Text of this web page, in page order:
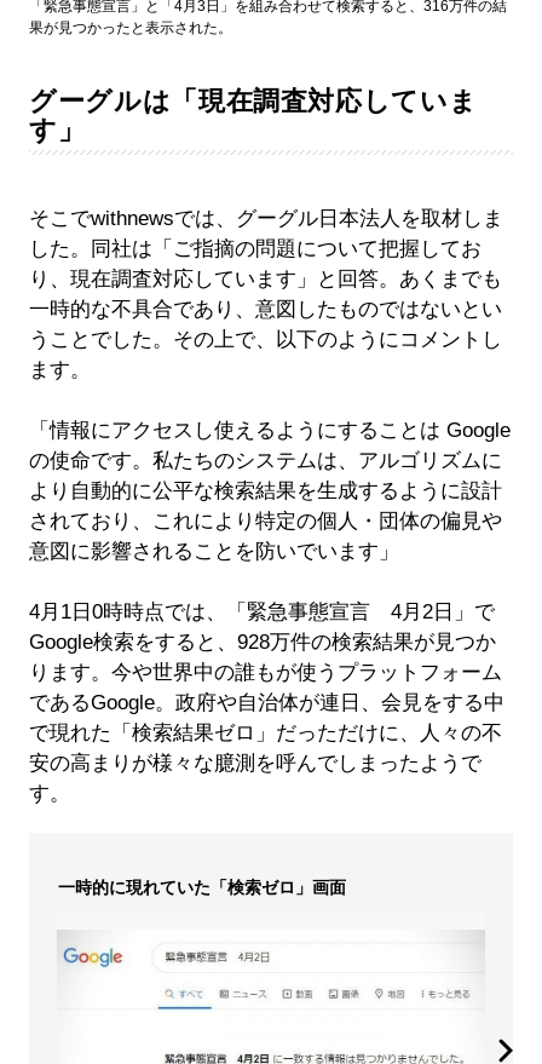
「緊急事態宣言」と「4月3日」を組み合わせて検索すると、316万件の結
果が見つかったと表示された。
グーグルは「現在調査対応していま
す」
そこでwithnewsでは、グーグル日本法人を取材しま
した。同社は「ご指摘の問題について把握してお
り、現在調査対応しています」と回答。あくまでも
一時的な不具合であり、意図したものではないとい
うことでした。その上で、以下のようにコメントし
ます。
「情報にアクセスし使えるようにすることは Google
の使命です。私たちのシステムは、アルゴリズムに
より自動的に公平な検索結果を生成するように設計
されており、これにより特定の個人・団体の偏見や
意図に影響されることを防いでいます」
4月1日0時時点では、「緊急事態宣言 4月2日」で
Google検索をすると、928万件の検索結果が見つか
ります。今や世界中の誰もが使うプラットフォーム
であるGoogle。政府や自治体が連日、会見をする中
で現れた「検索結果ゼロ」だっただけに、人々の不
安の高まりが様々な臆測を呼んでしまったようで
す。
一時的に現れていた「検索ゼロ」画面